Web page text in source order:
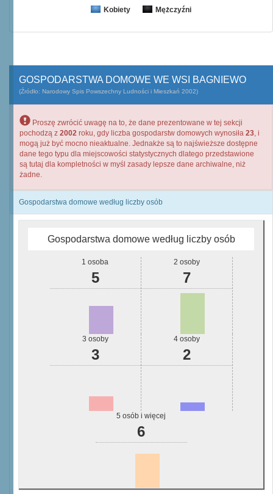
Kobiety Mężczyźni
GOSPODARSTWA DOMOWE WE WSI BAGNIEWO
(Źródło: Narodowy Spis Powszechny Ludności i Mieszkań 2002)
Proszę zwrócić uwagę na to, że dane prezentowane w tej sekcji
pochodzą z 2002 roku, gdy liczba gospodarstw domowych wynosiła 23, i
mogą już być mocno nieaktualne. Jednakże są to najświeższe dostępne
dane tego typu dla miejscowości statystycznych dlatego przedstawione
są tutaj dla kompletności w myśl zasady lepsze dane archiwalne, niż
żadne.
Gospodarstwa domowe według liczby osób
Gospodarstwa domowe według liczby osób
1 osoba
5
2 osoby
7
3 osoby
3
4 osoby
2
5 osób i więcej
6